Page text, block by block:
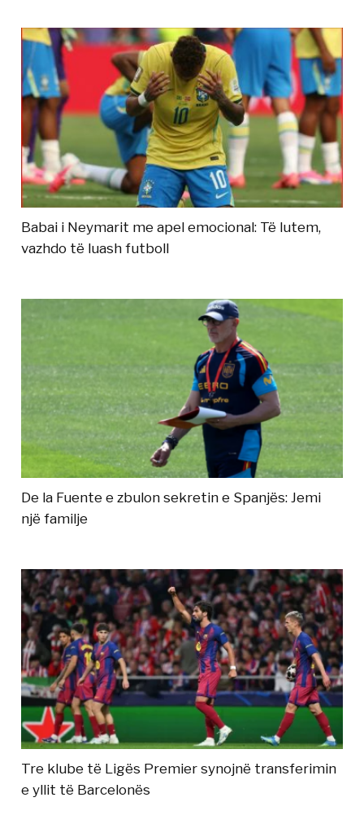
Babai i Neymarit me apel emocional: Të lutem,
vazhdo të luash futboll
De la Fuente e zbulon sekretin e Spanjës: Jemi
një familje
Tre klube të Ligës Premier synojnë transferimin
e yllit të Barcelonës